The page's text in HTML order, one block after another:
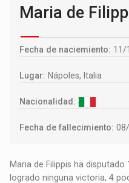
Maria de
Fecha de naciemiento: 11/
Lugar: Nápoles, Italia
Nacionalidad:
Fecha de fallecimiento:
Maria de Filippis ha
logrado ninguna victoria, 4